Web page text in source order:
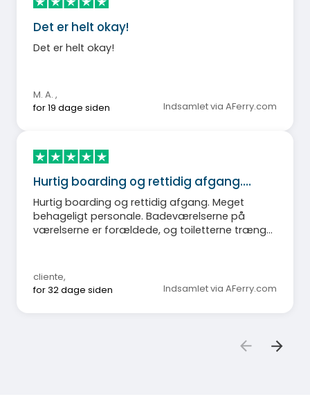
Det er helt okay!
Det er helt okay!
M. A. ,
for 19 dage siden
Indsamlet via AFerry.com
Hurtig boarding og rettidig afgang.…
Hurtig boarding og rettidig afgang. Meget
behageligt personale. Badeværelserne på
værelserne er forældede, og toiletterne trænger
cliente,
for 32 dage siden
Indsamlet via AFerry.com